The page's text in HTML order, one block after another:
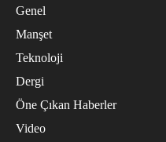
Genel
Manşet
Teknoloji
Dergi
Öne Çıkan Haberler
Video